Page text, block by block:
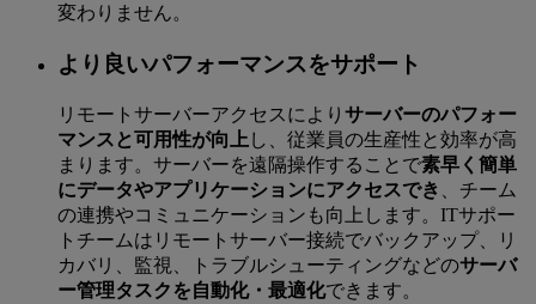
変わりません。
より良いパフォーマンスをサポート
リモートサーバーアクセスにより サーバーのパフォー
マンスと可用性が向上 し、従業員の生産性と効率が高
まります。サーバーを遠隔操作することで素早く簡単
にデータやアプリケーションにアクセスでき
、チーム
の連携やコミュニケーションも向上します。ITサポー
トチームはリモートサーバー接続でバックアップ、リ
カバリ、監視、トラブルシューティングなどのサーバ
ー管理タスクを自動化・最適化できます。